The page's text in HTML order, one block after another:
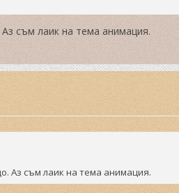
съм лаик на тема анимация.
Аз съм лаик на тема анимация.